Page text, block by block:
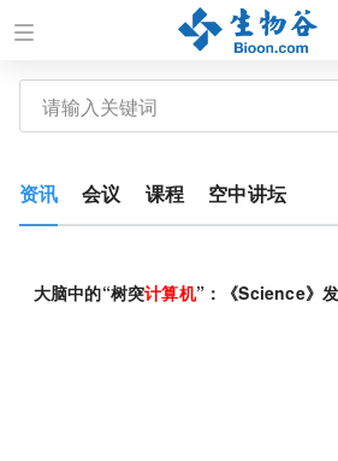
资讯 会议 课程 空中讲坛
大脑中的“树突计算机”：《Science》